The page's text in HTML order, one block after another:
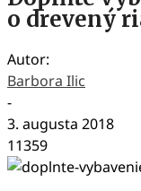
o drevený
Autor:
Barbora Ilic
-
3. augusta 2018
11359